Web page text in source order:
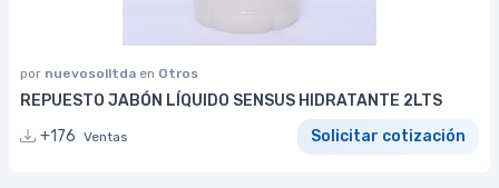
por nuevosolltda en Otros
REPUESTO JABÓN LÍQUIDO SENSUS HIDRATANTE 2LTS
+176 Ventas Solicitar cotización